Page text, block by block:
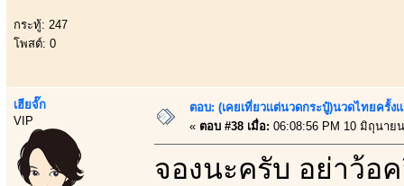
กระทู้: 247
โพสต์: 0
เฮียจั๊ก
VIP
ตอบ: (เคยเที่ยวเเต่นวดกระปู๋)นวดไทยครั้ง
« ตอบ #38 เมื่อ: 06:08:56 PM 10 มิถุนาย
จองนะครับ อย่าว้อ